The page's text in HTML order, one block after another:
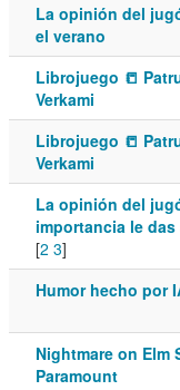
La opinión del
el verano
Librojuego 📒
Verkami
Librojuego 📒
Verkami
La opinión del
importancia le
[2 3]
Humor hecho por
Nightmare on Elm
Paramount